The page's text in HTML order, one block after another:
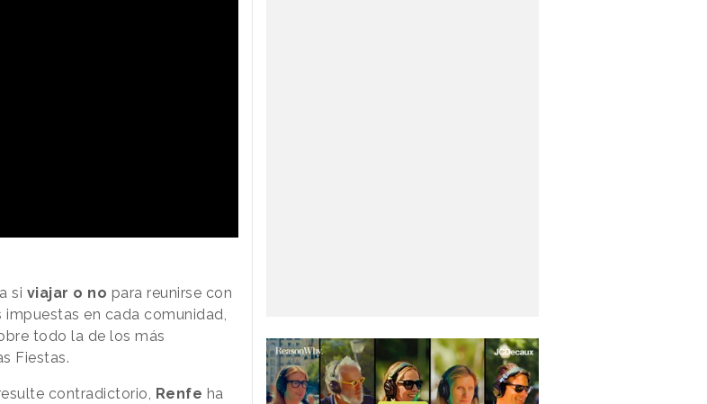
si viajar o no para reunirse con
impuestas en cada comunidad,
todo la de los más
Fiestas.
contradictorio, Renfe ha